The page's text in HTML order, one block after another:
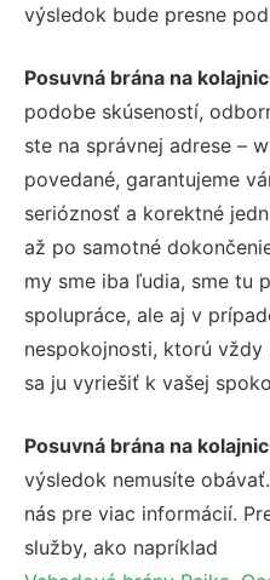
výsledok bude presne
Posuvná brána na
podobe skúseností,
ste na správnej adrese –
povedané, garantujeme
serióznosť a korektné
až po samotné
my sme iba ľudia, sme tu
spolupráce, ale aj v
nespokojnosti, ktorú vždy
sa ju vyriešiť k vašej
Posuvná brána na
výsledok nemusíte
nás pre viac informácií.
služby, ako napríklad